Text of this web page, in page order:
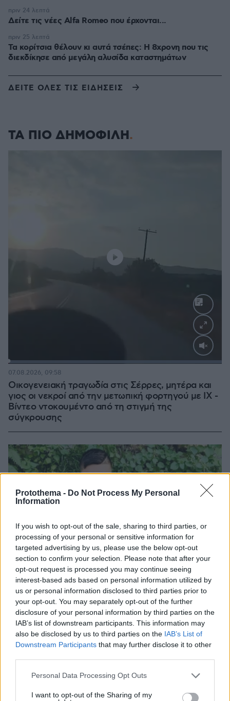
Protothema - Do Not Process My Personal
Information
If you wish to opt-out of the sale, sharing to third parties, or
processing of your personal or sensitive information for
targeted advertising by us, please use the below opt-out
section to confirm your selection. Please note that after your
opt-out request is processed you may continue seeing
interest-based ads based on personal information utilized by
us or personal information disclosed to third parties prior to
your opt-out. You may separately opt-out of the further
disclosure of your personal information by third parties on the
IAB’s list of downstream participants. This information may
also be disclosed by us to third parties on the IAB’s List of
Downstream Participants that may further disclose it to other
Please note that this website/app uses one or more Google
not limited to your visit or usage behaviour. You may click to
Personal Data Processing Opt Outs
I want to opt-out of the Sharing of my
Δείτε τις νέες Alfa Romeo που έρχονται...
πριν 24 λεπτά
Τα κορίτσια θέλουν κι αυτά τσέπες: Η 8χρονη που τις
διεκδίκησε από μεγάλη αλυσίδα καταστημάτων
πριν 25 λεπτά
ΔΕΙΤΕ ΟΛΕΣ ΤΙΣ ΕΙΔΗΣΕΙΣ
ΤΑ ΠΙΟ ΔΗΜΟΦΙΛΗ
Loaded:
Οικογενειακή τραγωδία στις Σέρρες, μητέρα και
γιος οι νεκροί από την μετωπική φορτηγού με ΙΧ -
Βίντεο ντοκουμέντο από τη στιγμή της
σύγκρουσης
07.08.2026, 09:58
«Δεν το πιστεύουμε», λένε οι Αμερικανοί που
υιοθέτησαν τον Αφγανό στη Λέσβο - Η αρχική